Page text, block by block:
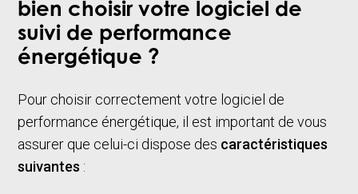
bien choisir votre logiciel de
suivi de performance
énergétique ?
Pour choisir correctement votre logiciel de
performance énergétique, il est important de vous
assurer que celui-ci dispose des caractéristiques
suivantes :